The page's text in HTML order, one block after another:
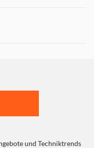
und Techniktrends